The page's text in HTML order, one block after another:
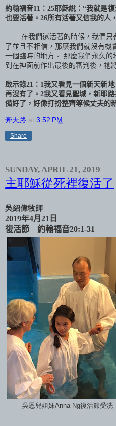
約翰福音11 ：25耶穌說：“我就是
也要活著。 26所有活著又信我的人
在我們還活著的時候，我們
了並且不相信，那麼我們就沒有
一個臨時的地方。 那麼我們永久
到在神面前作出最後的審判後，祂
啟示錄21 ： 1我又看見一個新天新
再沒有了。2我又看見聖城，新耶
備好了，好像打扮整齊等候丈夫的
奔天路 at 3:52 PM
Share
SUNDAY, APRIL 21, 2019
主耶穌從死裡復活了
吳紹偉牧師
2019年4月 21 日
復活節
約翰福音20:1-31
吳恩兒姐妹Anna Ng復活節受洗